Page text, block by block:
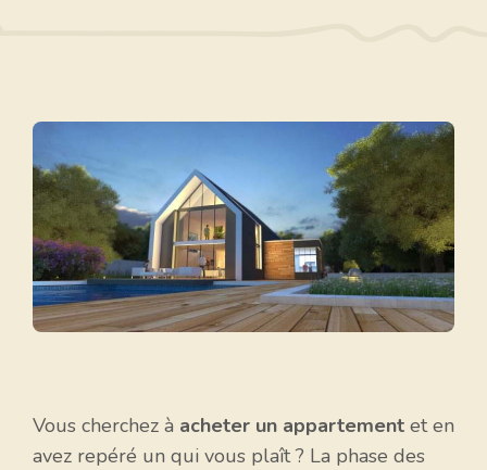
Vous cherchez à acheter un appartement et en
avez repéré un qui vous plaît ? La phase des